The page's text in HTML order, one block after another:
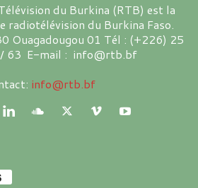
du Burkina (RTB) est la
radiotélévision du Burkina Faso.
Ouagadougou 01 Tél : (+226) 25
63 E-mail : info@rtb.bf
info@rtb.bf